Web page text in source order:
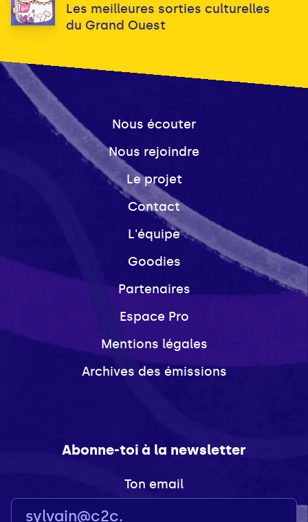
Les meilleures sorties culturelles
du Grand Ouest
Nous écouter
Nous rejoindre
Le projet
Contact
L'équipe
Goodies
Partenaires
Espace Pro
Mentions légales
Archives des émissions
Abonne-toi à la newsletter
Ton email